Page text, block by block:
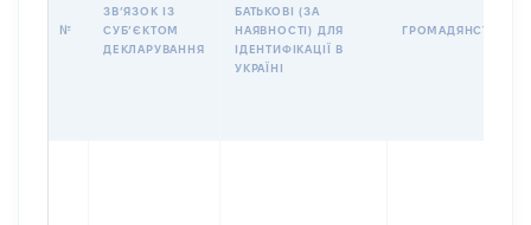
№
ЗВʼЯЗОК ІЗ
СУБʼЄКТОМ
ДЕКЛАРУВАННЯ
БАТЬКОВІ (ЗА
НАЯВНОСТІ) ДЛЯ
ІДЕНТИФІКАЦІЇ В
УКРАЇНІ
ГРОМАДЯНСТВО